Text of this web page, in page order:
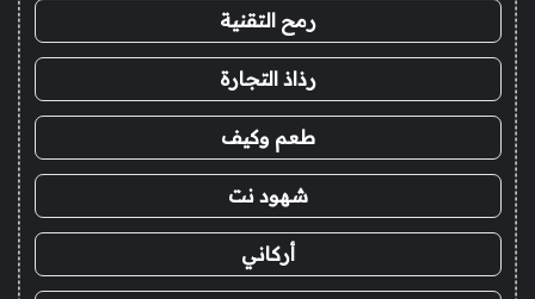
رمح التقنية
رذاذ التجارة
طعم وكيف
شهود نت
أركاني